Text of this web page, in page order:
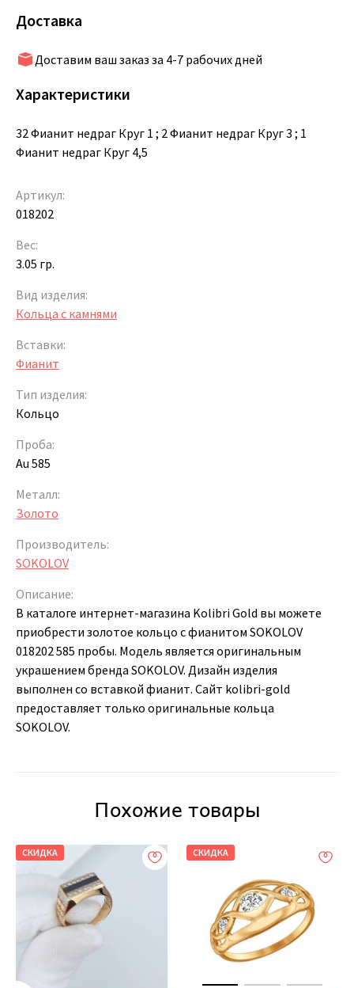
Доставка
Доставим ваш заказ за 4-7 рабочих дней
Характеристики
32 Фианит недраг Круг 1 ; 2 Фианит недраг Круг 3 ; 1
Фианит недраг Круг 4,5
Артикул:
018202
Вес:
3.05 гр.
Вид изделия:
Кольца с камнями
Вставки:
Фианит
Тип изделия:
Кольцо
Проба:
Au 585
Металл:
Золото
Производитель:
SOKOLOV
Описание:
В каталоге интернет-магазина Kolibri Gold вы можете
приобрести золотое кольцо с фианитом SOKOLOV
018202 585 пробы. Модель является оригинальным
украшением бренда SOKOLOV. Дизайн изделия
выполнен со вставкой фианит. Сайт kolibri-gold
предоставляет только оригинальные кольца
SOKOLOV.
Похожие товары
СКИДКА СКИДКА